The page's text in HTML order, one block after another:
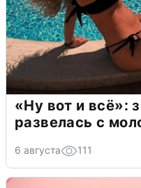
«Ну вот и всё»:
развелась с
6 августа 111